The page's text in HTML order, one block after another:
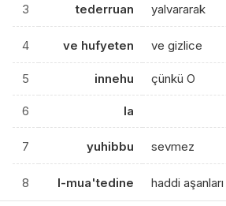
3 tederruan yalvararak
4 ve hufyeten ve gizlice
5 innehu çünkü O
6 la
7 yuhibbu sevmez
8 l-mua'tedine haddi aşanları